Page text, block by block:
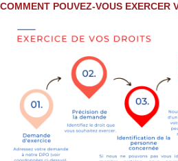
COMMENT POUVEZ-VOUS EXERCER